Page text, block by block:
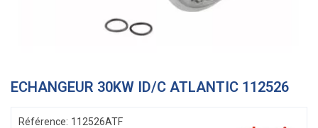
ECHANGEUR 30KW ID/C ATLANTIC 112526
Référence: 112526ATF